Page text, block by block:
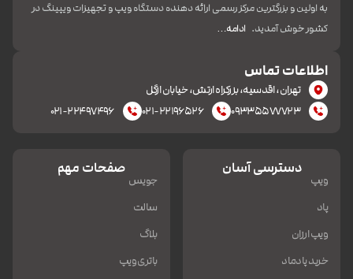
به اولین و بزرگترین مرکز رسمی ارائه دهنده دستگاه ویپ و تجهیزات ویپینگ در
کشور خوش آمدید. ادامه…
اطلاعات تماس
تهران، اقدسیه، بزرکراه ارتش، خیابان ازگل
۰۹۳۳۵۵۷۷۷۲۳
۰۲۱-۲۲۱۹۶۵۲۶ ۰۲۱-۲۲۴۹۷۴۹۶
دسترسی آسان
ویپ
پاد
ویپ ارزان
خرید پادماد
صفحات مهم
جویس
سالت
بلاگ
باتری ویپ